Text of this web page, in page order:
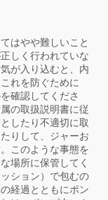
はやや難しいこと
しく行われていな
が入り込むと、内
れを防ぐために
確認してくださ
の取扱説明書に従
したり不適切に取
りして、ジャーお
このような事態を
場所に保管してく
ション）で包むの
経過とともにポン